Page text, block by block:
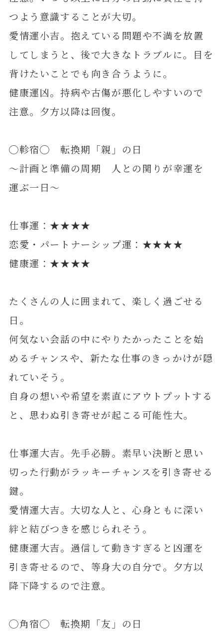
つよう意識することが大切。
愛情運小吉。抱えている問題や不満を放置
してしまうと、後で大きなトラブルに。目を
背けたいことでも向き合うように。
健康運凶。持病や古傷が悪化しやすいので
注意。夕方以降は回復。
◯軫宿◯ 転換期「親」の日
～計画と準備の周期 人との関りが幸運を
運ぶ一日～
仕事運：★★★★
恋愛・パートナーシップ運：★★★★
健康運：★★★★
たくさんの人に囲まれて、楽しく過ごせる
日。
何気ない会話の中にやりたかったことを始
めるチャンスや、新たな仕事のきっかけが隠
れていそう。
自身の想いや希望を素直にアウトプットする
と、思わぬ引き寄せが起こる可能性大。
仕事運大吉。先手必勝。素早い決断と思い
切った行動がラッキーチャンスを引き寄せる
鍵。
愛情運大吉。大切な人と、心身ともに深い
絆と結びつきを感じられそう。
健康運大吉。過信して動きすぎると凶運を
引き寄せるので、等身大の自分で。夕方以
降下降するので注意。
◯角宿◯ 転換期「友」の日